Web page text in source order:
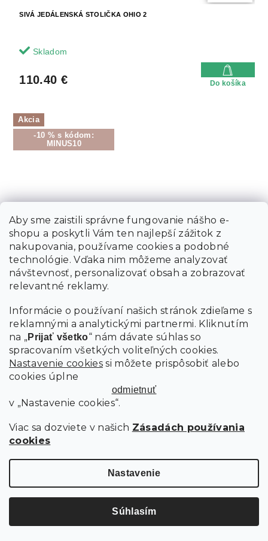
Aby sme zaistili správne fungovanie nášho e-
shopu a poskytli Vám ten najlepší zážitok z
nakupovania, používame cookies a podobné
technológie. Vďaka nim môžeme analyzovať
návštevnosť, personalizovať obsah a zobrazovať
relevantné reklamy.
Informácie o používaní našich stránok zdieľame s
reklamnými a analytickými partnermi. Kliknutím
na „Prijať všetko“ nám dávate súhlas so
spracovaním všetkých voliteľných cookies.
Nastavenie cookies si môžete prispôsobiť alebo
cookies úplne
odmietnuť
v „Nastavenie cookies“.
Viac sa dozviete v našich Zásadách používania
cookies
Nastavenie
Súhlasím
SIVÁ JEDÁLENSKÁ STOLIČKA OHIO 2
Skladom
110.40 € Do košíka
Akcia
-10 % s kódom:
MINUS10
SIVÁ STOLIČKA FRANCO VELVET
Skladom
114 €
Akcia
-10 % s kódom: